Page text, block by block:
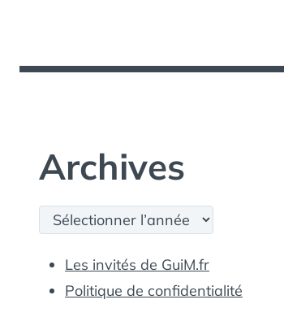
Archives
Archives
Les invités de GuiM.fr
Politique de confidentialité